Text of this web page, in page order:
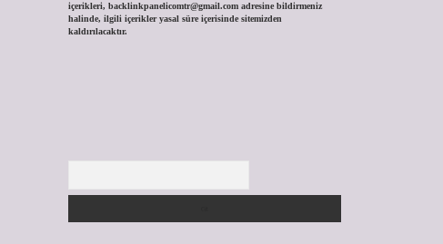
içerikleri, backlinkpanelicomtr@gmail.comadresine bildirmeniz
halinde, ilgili içerikler yasal süre içerisinde sitemizden
kaldırılacaktır.